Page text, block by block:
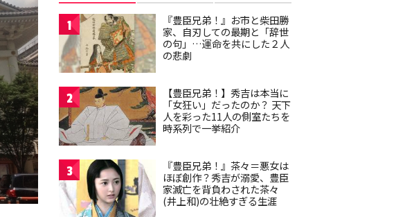
1
『豊臣兄弟！』お市と柴田勝
家、自刃しての最期と「辞世
の句」…運命を共にした２人
の悲劇
2
【豊臣兄弟！】秀吉は本当に
「女狂い」だったのか？ 天下
人を彩った11人の側室たちを
時系列で一挙紹介
3
『豊臣兄弟！』茶々＝悪女は
ほぼ創作？秀吉が溺愛、豊臣
家滅亡を背負わされた茶々
(井上和)の壮絶すぎる生涯